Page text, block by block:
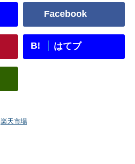
Facebook
B! はてブ
楽天市場